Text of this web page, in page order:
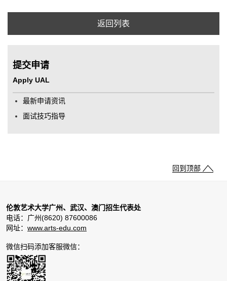
返回列表
提交申请
Apply UAL
最新申请资讯
面试技巧指导
回到顶部
伦敦艺术大学广州、武汉、澳门招生代表处
电话：广州(8620) 87600086
网址： www.arts-edu.com
微信扫码添加客服微信：